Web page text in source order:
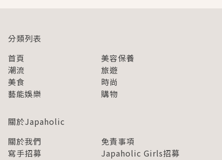
分類列表
首頁
美容保養
潮流
旅遊
美食
時尚
藝能娛樂
購物
關於Japaholic
關於我們
免責事項
寫手招募
Japaholic Girls招募